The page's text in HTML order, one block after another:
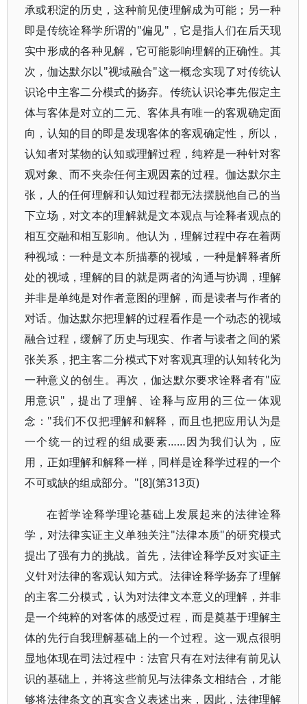
承或积淀的历史，这种前见使理解成为可能；另一种
即是传统诠释学所谓的"偏见"，它是指人们在后天现
实中形成的各种见解，它可能影响理解的正确性。其
次，伽达默尔以"视域融合"这一概念实现了对传统认
识论中主客二分模式的扬弃。传统认识论事先假定主
体与客体是对立的二元、客体具有唯一的客观确定面
向，认知的目的即是发现客体的客观确定性，所以，
认知者对某物的认知或理解过程，纯粹是一种针对客
观对象、而不夹杂任何主观因素的过程。伽达默尔主
张，人的任何理解和认知过程都无法摆脱他自己的当
下立场，对文本的理解就是文本观点与诠释者观点的
相互交融和相互影响。他认为，理解过程中存在着两
种视域：一种是文本所描摹的视域，一种是解释者所
处的视域，理解的目的就是两者的沟通与协调，理解
并非是单纯是对作者意图的理解，而是读者与作者的
对话。伽达默尔把理解的过程看作是一个动态的视域
融合过程，缓解了历史与现实、作者与读者之间的紧
张关系，把主客二分模式下对客观真理的认知转化为
一种意义的创生。再次，伽达默尔要求诠释者有"应
用意识"，提出了理解、诠释与应用的三位一体观
念："我们不仅把理解和解释，而且也把应用认为是
一个统一的过程的组成要素……因为我们认为，应
用，正如理解和解释一样，同样是诠释学过程的一个
不可或缺的组成部分。"[8](第313页)
在哲学诠释学理论基础上发展起来的法律诠释
学，对法律实证主义单独关注"法律本质"的研究模式
提出了强有力的挑战。首先，法律诠释学反对实证主
义针对法律的客观认知方式。法律诠释学扬弃了理解
的主客二分模式，认为对法律文本意义的理解，并非
是一个纯粹的对客体的感受过程，而是奠基于理解主
体的先行自我理解基础上的一个过程。这一观点很明
显地体现在司法过程中：法官只有在对法律有前见认
识的基础上，并将这些前见与法律条文相结合，才能
够将法律条文的真实含义表述出来，因此，法律理解